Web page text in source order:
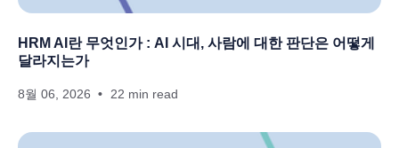
HRM AI란 무엇인가 : AI 시대, 사람에 대한 판단은 어떻게
달라지는가
8월 06, 2026 22 min read